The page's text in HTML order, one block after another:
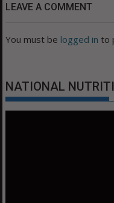
LEAVE A COMMENT
You must be logged in to
NATIONAL